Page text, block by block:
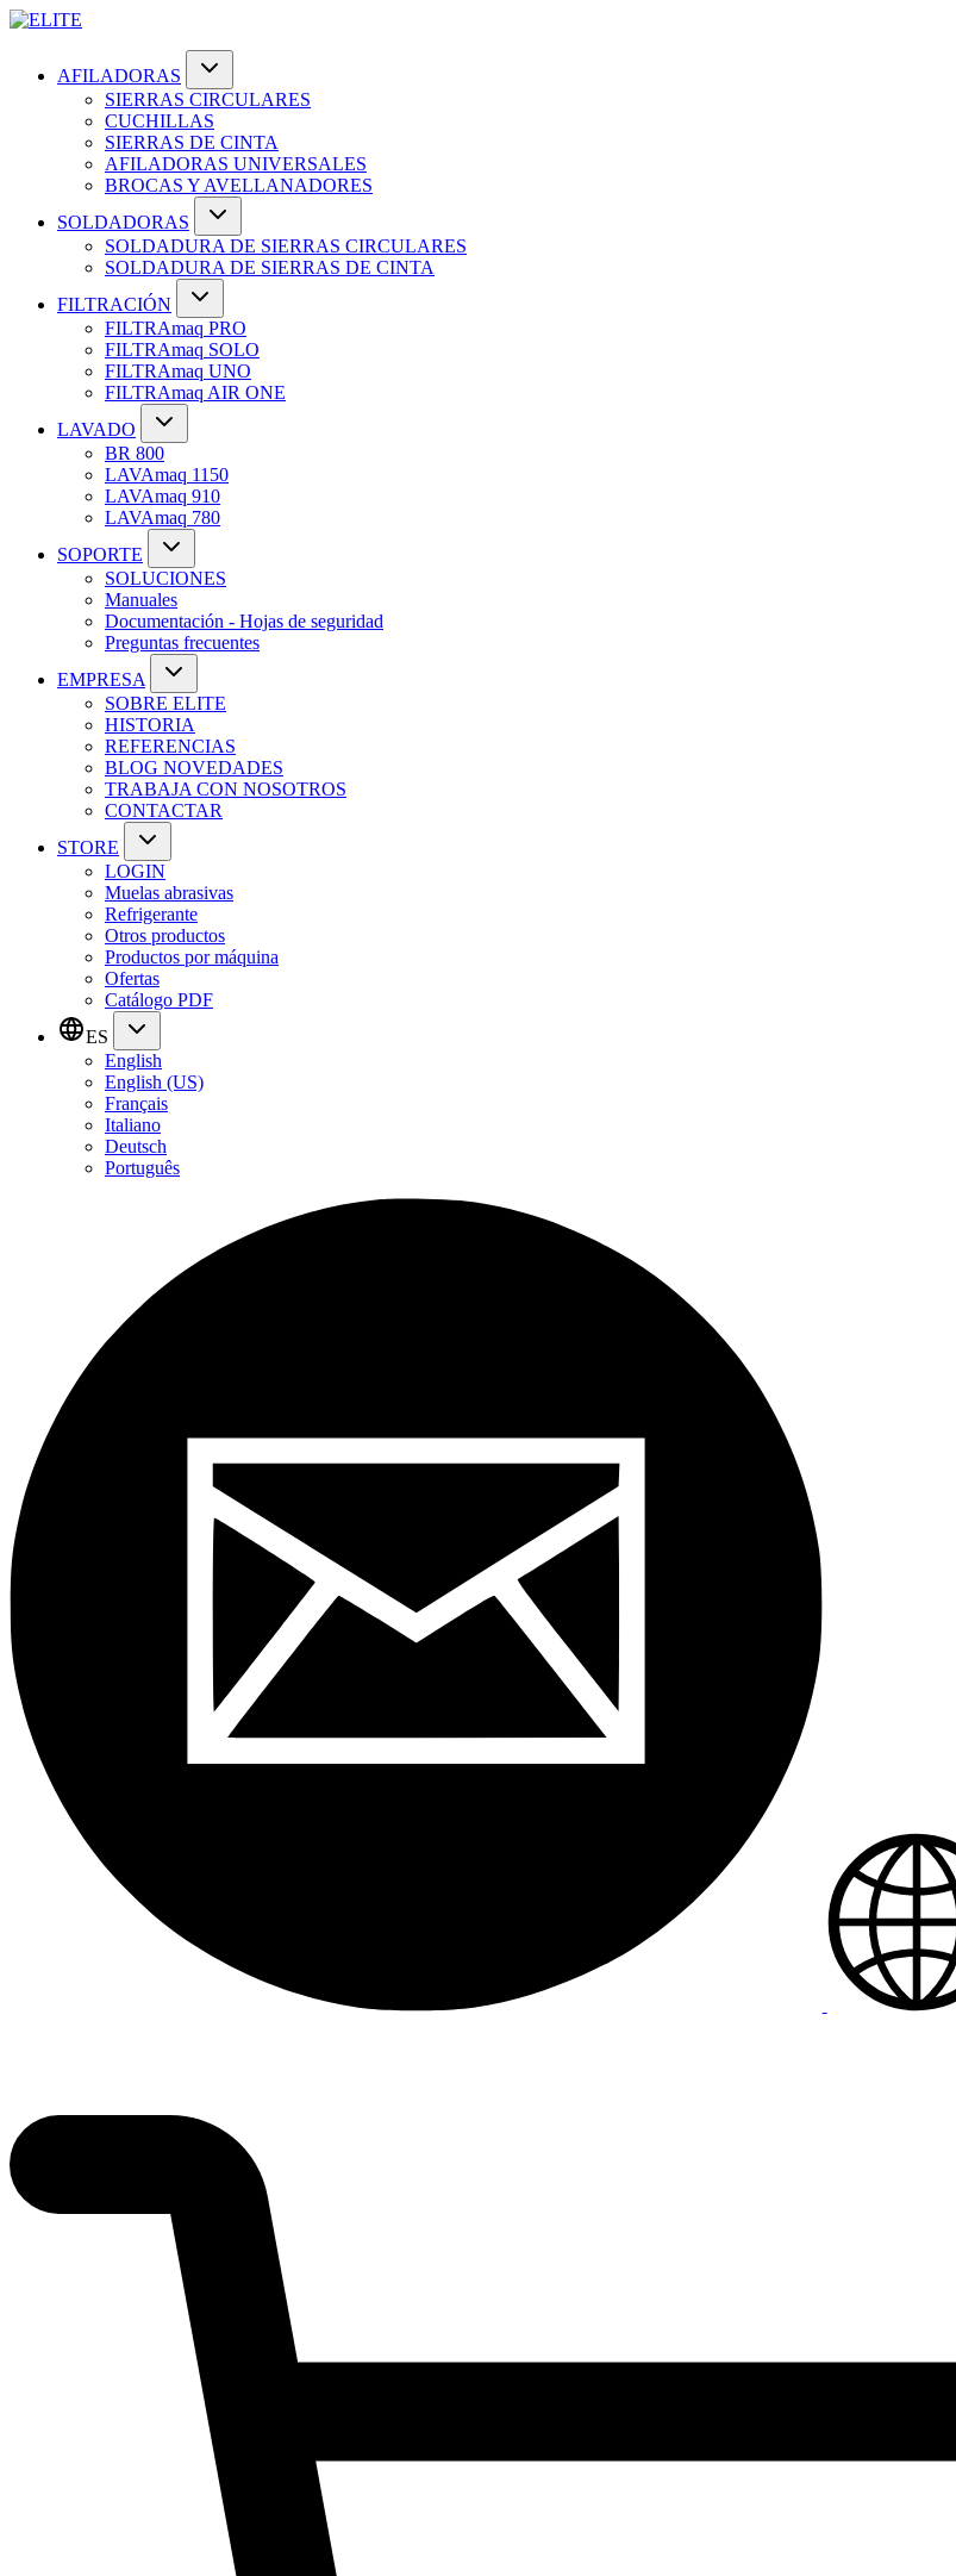
AFILADORAS
SIERRAS CIRCULARES
CUCHILLAS
SIERRAS DE CINTA
AFILADORAS UNIVERSALES
BROCAS Y AVELLANADORES
SOLDADORAS
SOLDADURA DE SIERRAS CIRCULARES
SOLDADURA DE SIERRAS DE CINTA
FILTRACIÓN
FILTRAmaq PRO
FILTRAmaq SOLO
FILTRAmaq UNO
FILTRAmaq AIR ONE
LAVADO
BR 800
LAVAmaq 1150
LAVAmaq 910
LAVAmaq 780
SOPORTE
SOLUCIONES
Manuales
Documentación - Hojas de seguridad
Preguntas frecuentes
EMPRESA
SOBRE ELITE
HISTORIA
REFERENCIAS
BLOG NOVEDADES
TRABAJA CON NOSOTROS
CONTACTAR
STORE
LOGIN
Muelas abrasivas
Refrigerante
Otros productos
Productos por máquina
Ofertas
Catálogo PDF
ES
English
English (US)
Français
Italiano
Deutsch
Português